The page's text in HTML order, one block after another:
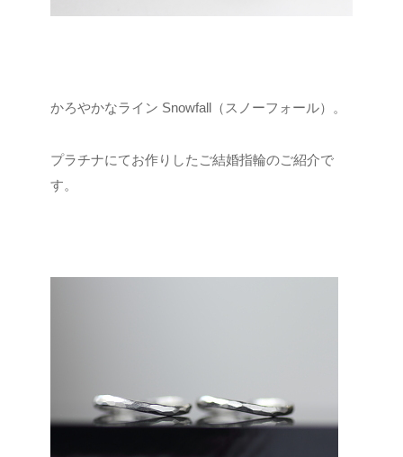
かろやかなライン Snowfall（スノーフォール）。
プラチナにてお作りしたご結婚指輪のご紹介で
す。